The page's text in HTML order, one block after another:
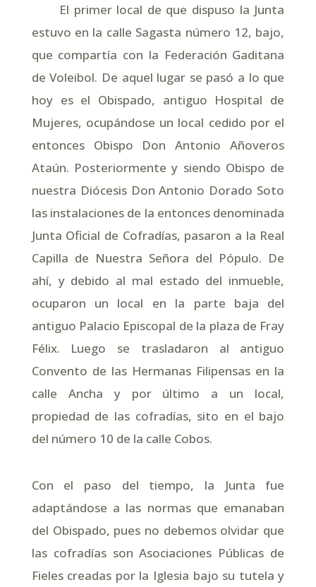
El primer local de que dispuso la Junta
estuvo en la calle Sagasta número 12, bajo,
que compartía con la Federación Gaditana
de Voleibol. De aquel lugar se pasó a lo que
hoy es el Obispado, antiguo Hospital de
Mujeres, ocupándose un local cedido por el
entonces Obispo Don Antonio Añoveros
Ataún. Posteriormente y siendo Obispo de
nuestra Diócesis Don Antonio Dorado Soto
las instalaciones de la entonces denominada
Junta Oficial de Cofradías, pasaron a la Real
Capilla de Nuestra Señora del Pópulo. De
ahí, y debido al mal estado del inmueble,
ocuparon un local en la parte baja del
antiguo Palacio Episcopal de la plaza de Fray
Félix. Luego se trasladaron al antiguo
Convento de las Hermanas Filipensas en la
calle Ancha y por último a un local,
propiedad de las cofradías, sito en el bajo
del número 10 de la calle Cobos.
Con el paso del tiempo, la Junta fue
adaptándose a las normas que emanaban
del Obispado, pues no debemos olvidar que
las cofradías son Asociaciones Públicas de
Fieles creadas por la Iglesia bajo su tutela y